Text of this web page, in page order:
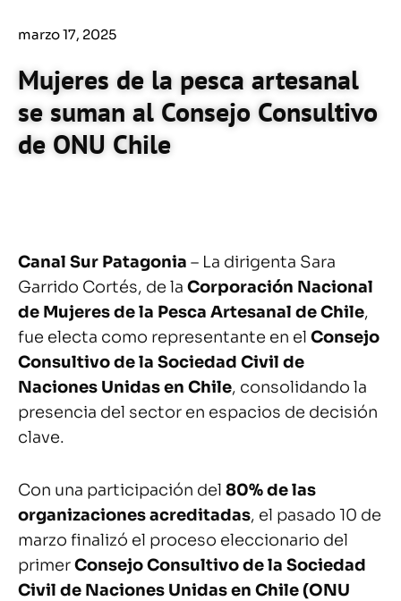
marzo 17, 2025
Mujeres de la pesca artesanal
se suman al Consejo Consultivo
de ONU Chile
Canal Sur Patagonia – La dirigenta Sara
Garrido Cortés, de la Corporación Nacional
de Mujeres de la Pesca Artesanal de Chile,
fue electa como representante en el Consejo
Consultivo de la Sociedad Civil de
Naciones Unidas en Chile, consolidando la
presencia del sector en espacios de decisión
clave.
Con una participación del 80% de las
organizaciones acreditadas, el pasado 10 de
marzo finalizó el proceso eleccionario del
primerConsejo Consultivo de la Sociedad
Civil de Naciones Unidas en Chile (ONU